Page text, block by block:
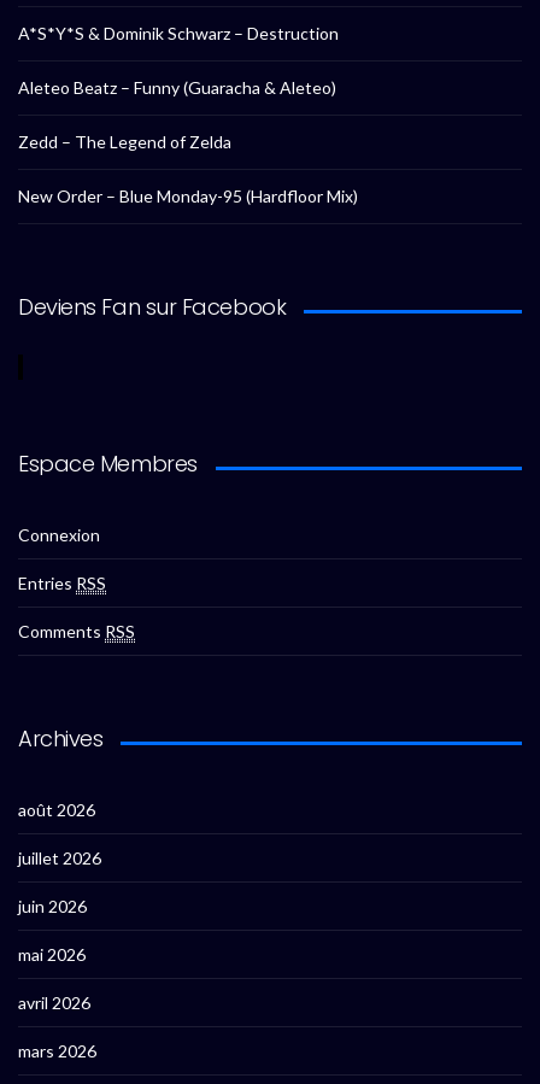
A*S*Y*S & Dominik Schwarz – Destruction
Aleteo Beatz – Funny (Guaracha & Aleteo)
Zedd – The Legend of Zelda
New Order – Blue Monday-95 (Hardfloor Mix)
Deviens Fan sur Facebook
Espace Membres
Connexion
Entries RSS
Comments RSS
Archives
août 2026
juillet 2026
juin 2026
mai 2026
avril 2026
mars 2026